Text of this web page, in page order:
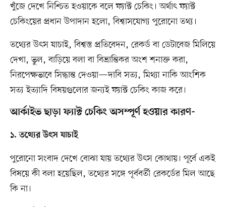
খুঁজে দেখে নিশ্চিত হওয়াকে বলে ফ্যাক্ট চেকিং। অর্থাৎ ফ্যাক্ট
চেকিংয়ের প্রধান উপাদান হলো, বিশ্বাসযোগ্য পুরোনো তথ্য।
তথ্যের উৎস যাচাই, বিশ্বস্ত প্রতিবেদন, রেকর্ড বা ডেটাবেজ মিলিয়ে
দেখা, ভুল, বাড়িয়ে বলা বা বিভ্রান্তিকর অংশ শনাক্ত করা,
নিরপেক্ষভাবে সিদ্ধান্ত দেওয়া—দাবি সত্য, মিথ্যা নাকি আংশিক
সত্য ইত্যাদি বিষয়গুলোর জন্যই ফ্যাক্ট চেকিং কাজ করে।
আর্কাইভ ছাড়া ফ্যাক্ট চেকিং অসম্পূর্ণ হওয়ার কারণ-
১. তথ্যের উৎস যাচাই
পুরোনো সংবাদ দেখে বোঝা যায় তথ্যের উৎস কোথায়। পূর্বে একই
বিষয়ে কী বলা হয়েছিল, তথ্যের সঙ্গে পূর্ববর্তী রেকর্ডের মিল আছে
কি না।